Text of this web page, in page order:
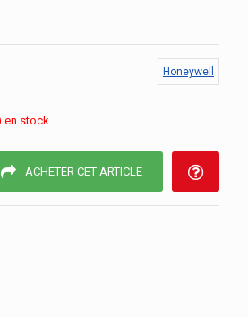
Honeywell
en stock.
ACHETER CET ARTICLE